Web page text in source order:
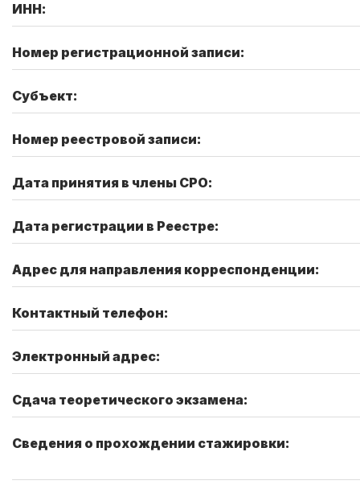
ИНН:
Номер регистрационной записи:
Субъект:
Номер реестровой записи:
Дата принятия в члены СРО:
Дата регистрации в Реестре:
Адрес для направления корреспонденции:
Контактный телефон:
Электронный адрес:
Сдача теоретического экзамена:
Сведения о прохождении стажировки: